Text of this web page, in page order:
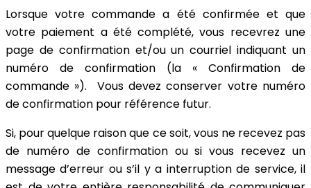
Lorsque votre commande a été confirmée et que
votre paiement a été complété, vous recevrez une
page de confirmation et/ou un courriel indiquant un
numéro de confirmation (la « Confirmation de
commande »). Vous devez conserver votre numéro
de confirmation pour référence futur.
Si, pour quelque raison que ce soit, vous ne recevez pas
de numéro de confirmation ou si vous recevez un
message d’erreur ou s’il y a interruption de service, il